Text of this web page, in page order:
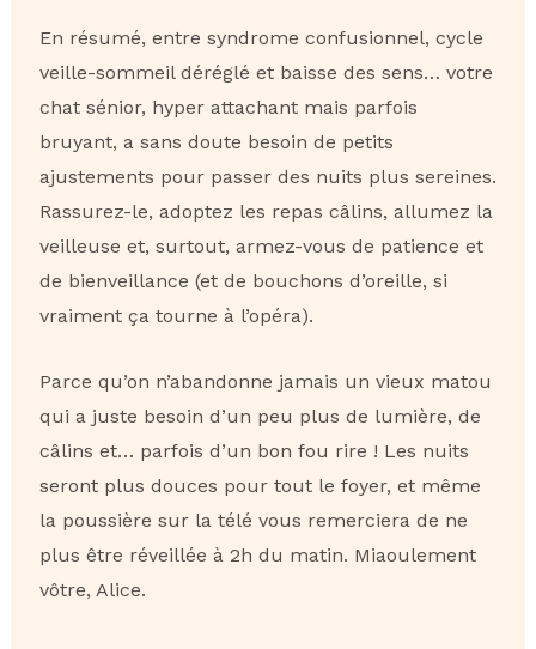
En résumé, entre syndrome confusionnel, cycle
veille-sommeil déréglé et baisse des sens… votre
chat sénior, hyper attachant mais parfois
bruyant, a sans doute besoin de petits
ajustements pour passer des nuits plus sereines.
Rassurez-le, adoptez les repas câlins, allumez la
veilleuse et, surtout, armez-vous de patience et
de bienveillance (et de bouchons d’oreille, si
vraiment ça tourne à l’opéra).
Parce qu’on n’abandonne jamais un vieux matou
qui a juste besoin d’un peu plus de lumière, de
câlins et… parfois d’un bon fou rire ! Les nuits
seront plus douces pour tout le foyer, et même
la poussière sur la télé vous remerciera de ne
plus être réveillée à 2h du matin. Miaoulement
vôtre, Alice.